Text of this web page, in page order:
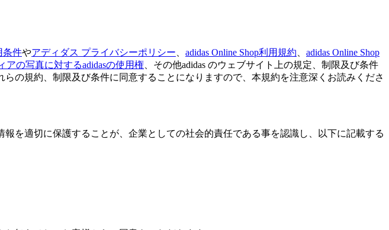
条件やアディダス プライバシーポリシー adidas Online Shop利用規約
adidas Online Shop
アの写真に対するadidasの使用権 、その他adidas のウェブサイト上の規定、制限及び条件
の規約、制限及び条件に同意することになりますので、本規約を注意深くお読みくださ
を適切に保護することが、企業としての社会的責任である事を認識し、以下に記載する